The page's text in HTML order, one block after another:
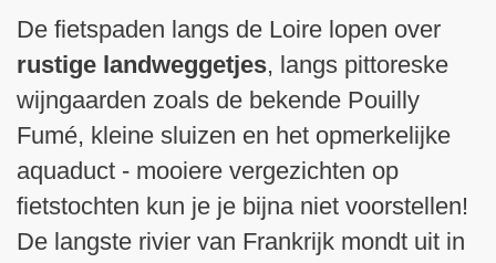
De fietspaden langs de Loire lopen over
rustige landweggetjes, langs pittoreske
wijngaarden zoals de bekende Pouilly
Fumé, kleine sluizen en het opmerkelijke
aquaduct - mooiere vergezichten op
fietstochten kun je je bijna niet voorstellen!
De langste rivier van Frankrijk mondt uit in